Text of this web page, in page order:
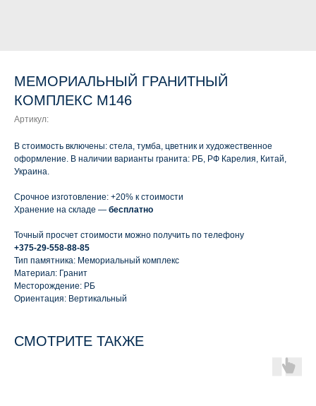
МЕМОРИАЛЬНЫЙ ГРАНИТНЫЙ
КОМПЛЕКС М146
Артикул:
В стоимость включены: стела, тумба, цветник и художественное
оформление. В наличии варианты гранита: РБ, РФ Карелия, Китай,
Украина.
Срочное изготовление: +20% к стоимости
Хранение на складе — бесплатно
Точный просчет стоимости можно получить по телефону
+375-29-558-88-85
Тип памятника: Мемориальный комплекс
Материал: Гранит
Месторождение: РБ
Ориентация: Вертикальный
СМОТРИТЕ ТАКЖЕ